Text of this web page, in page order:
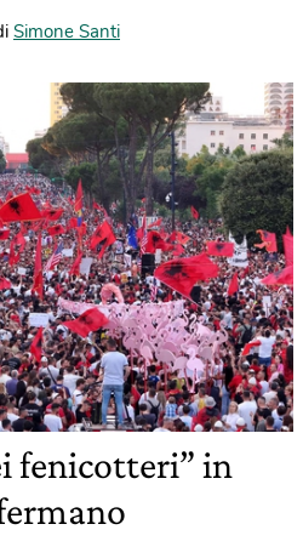
Simone Santi
fenicotteri” in